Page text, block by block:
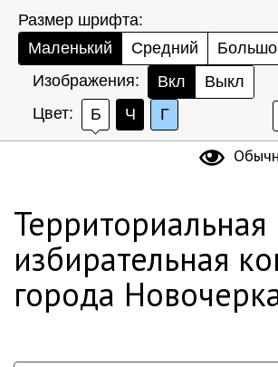
Размер шрифта:
Маленький
Средний
Изображения:
Вкл
Выкл
Цвет:
Б Ч Г
Территориальная
избирательная
города